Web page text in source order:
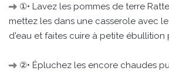
①• Lavez les pommes de terre
mettez les dans une casserole avec
d'eau et faites cuire à petite ébullition
②• Épluchez les encore chaudes